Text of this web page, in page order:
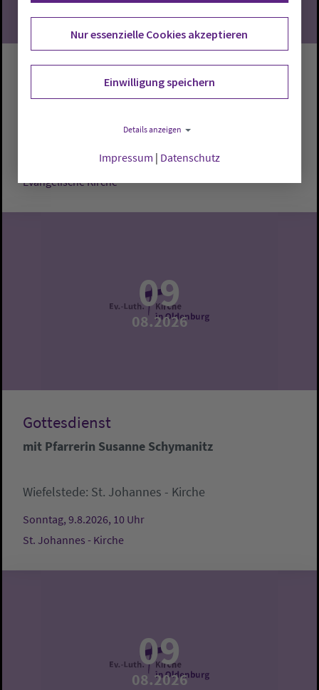
Gottesdienst
Sonntag, 9.8.2026, 10 Uhr
Evangelische Kirche
09
08.2026
Gottesdienst
mit Pfarrerin Susanne Schymanitz
Wiefelstede: St. Johannes - Kirche
Sonntag, 9.8.2026, 10 Uhr
St. Johannes - Kirche
09
08.2026
Nur essenzielle Cookies akzeptieren
Einwilligung speichern
Details anzeigen
Impressum | Datenschutz